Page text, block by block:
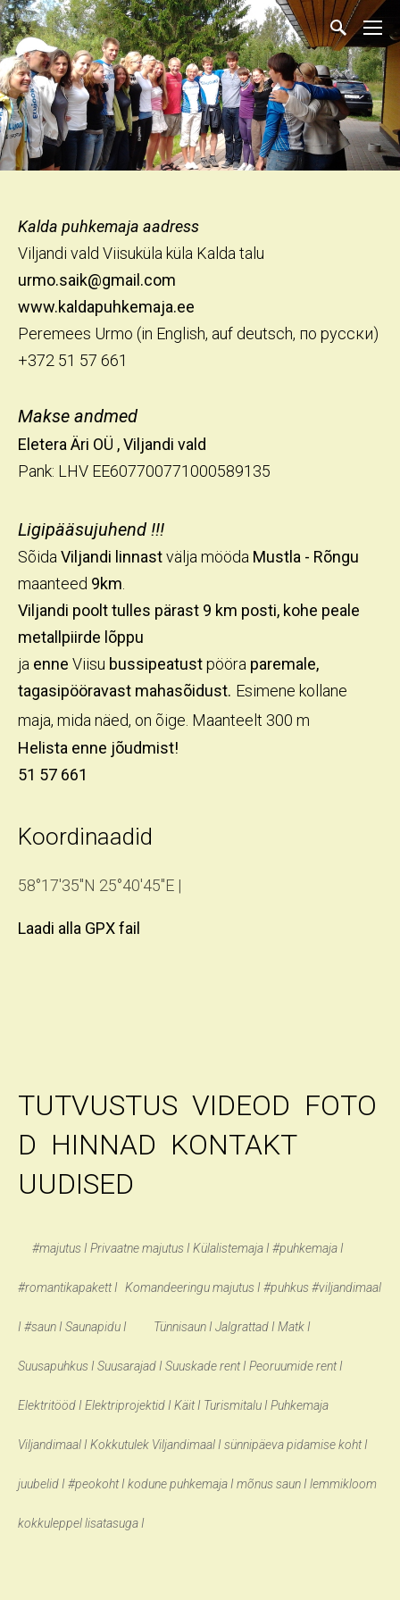
Kalda puhkemaja aadress
Viljandi vald Viisuküla küla Kalda talu
urmo.saik@gmail.com
www.kaldapuhkemaja.ee
Peremees Urmo (in English, auf deutsch, по русски)
+372 51 57 661
Makse andmed
Eletera Äri OÜ , Viljandi vald
Pank: LHV EE607700771000589135
Ligipääsujuhend !!!
Sõida Viljandi linnastvälja mööda Mustla - Rõngu
maanteed 9km
Viljandi poolt tulles pärast 9 km posti, kohe peale
metallpiirde lõppu
ja enne Viisu bussipeatustpööra paremale,
tagasipööravast mahasõidust. Esimene kollane
maja, mida näed, on õige. Maanteelt 300 m
Helista enne jõudmist!
51 57 661
Koordinaadid
58°17'35''N 25°40'45''E |
Laadi alla GPX fail
TUTVUSTUS VIDEOD FOTO
D HINNAD KONTAKT
UUDISED
#majutus I Privaatne majutus I Külalistemaja I #puhkemaja I
#romantikapakett I Komandeeringu majutus I #puhkus #viljandimaal
I #saun I Saunapidu I Tünnisaun I Jalgrattad I Matk I
Suusapuhkus I Suusarajad I Suuskade rent I Peoruumide rent I
Elektritööd I Elektriprojektid I Käit I Turismitalu I Puhkemaja
Viljandimaal I Kokkutulek Viljandimaal I sünnipäeva pidamise koht I
juubelid I #peokoht I kodune puhkemaja I mõnus saun I lemmikloom
kokkuleppel lisatasuga I